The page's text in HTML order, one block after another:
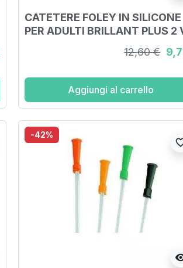
CATETERE FOLEY IN SILICONE
PER ADULTI BRILLANT PLUS 2
LUNGHEZZA 41 CM12,60 €
Aggiungi al carrello
-42%